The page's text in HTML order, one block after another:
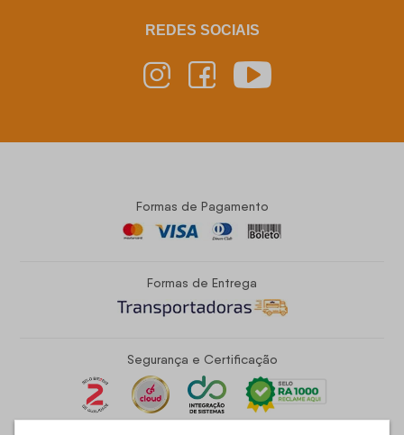
REDES SOCIAIS
Formas de Pagamento
Formas de Entrega
Segurança e Certificação